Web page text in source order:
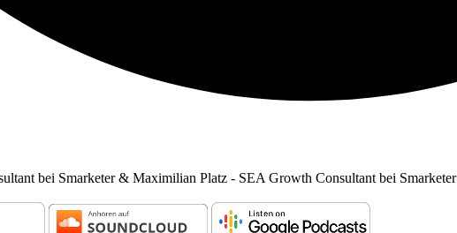
bei Smarketer & Maximilian Platz - SEA Growth Consultant bei Smarketer